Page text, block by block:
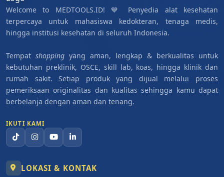
Welcome to MEDTOOLS.ID! 💙 Penyedia alat kesehatan
terpercaya untuk mahasiswa kedokteran, tenaga medis,
hingga institusi kesehatan di seluruh Indonesia.
Tempat shopping yang aman, lengkap & berkualitas untuk
kebutuhan preklinik, OSCE, skill lab, koas, hingga klinik dan
rumah sakit. Setiap produk yang dijual melalui proses
pemeriksaan originalitas dan kualitas sehingga kamu dapat
berbelanja dengan aman dan tenang.
IKUTI KAMI
LOKASI & KONTAK